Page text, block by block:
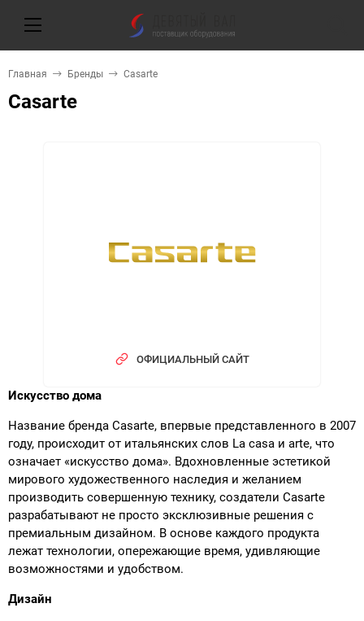
Главная Бренды Casarte
Casarte
ОФИЦИАЛЬНЫЙ САЙТ
Искусство дома
Название бренда Casarte, впервые представленного в 2007
году, происходит от итальянских слов La casa и arte, что
означает «искусство дома». Вдохновленные эстетикой
мирового художественного наследия и желанием
производить совершенную технику, создатели Casarte
разрабатывают не просто эксклюзивные решения с
премиальным дизайном. В основе каждого продукта
лежат технологии, опережающие время, удивляющие
возможностями и удобством.
Дизайн